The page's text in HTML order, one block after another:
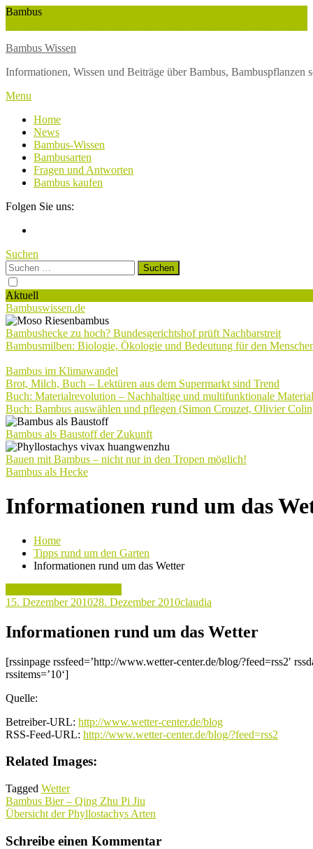
Skip
Bambus
Bambus Wissen
Informationen, Wissen und Beiträge über Bambus,
Menu
Home
News
Bambus-Wissen
Bambusarten
Fragen und Antworten
Bambus kaufen
Folgen Sie uns:
Suchen
Suchen
nach:
Aktuell
Bambuswissen.de
Bambushecke zu hoch? Bundesgerichtshof prüft Nachbarstreit
Bambusmilben: Biologie, Ökologie und Bedeutung für den
Bambus im Klimawandel
Brot, Milch, Buch – Lektüren aus dem Supermarkt sind Trend
Buch: Materialrevolution – Nachhaltige und multifunktionale
Buch: Bambus auswählen und pflegen (Simon Crouzet, Olivier
Bambus als Baustoff der Zukunft
Bauen mit Bambus – nicht nur in den Tropen möglich!
Bambus als Hecke
Informationen rund um das
Home
Tipps rund um den Garten
Informationen rund um das Wetter
15. Dezember 201028. Dezember 2010claudia
Informationen rund um das Wetter
[rssinpage rssfeed=’http://www.wetter-center.de/blog/?feed=rss2′
rssitems=’10‘]
Quelle:
Betreiber-URL: http://www.wetter-center.de/blog
RSS-Feed-URL: http://www.wetter-center.de/blog/?feed=rss2
Related Images:
Tagged Wetter
Beitragsnavigation
Bambus Bier – Qing Zhu Pi Jiu
Übersicht der Phyllostachys Arten
Schreibe einen Kommentar